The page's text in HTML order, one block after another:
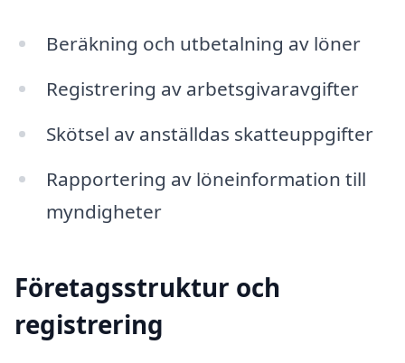
Beräkning och utbetalning av löner
Registrering av arbetsgivaravgifter
Skötsel av anställdas skatteuppgifter
Rapportering av löneinformation till
myndigheter
Företagsstruktur och
registrering